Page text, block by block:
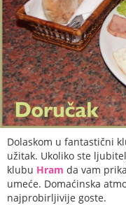
Dolaskom u fantastični
užitak. Ukoliko ste
klubu Hram da vam
umeće. Domaćinska
najprobirljivije goste.